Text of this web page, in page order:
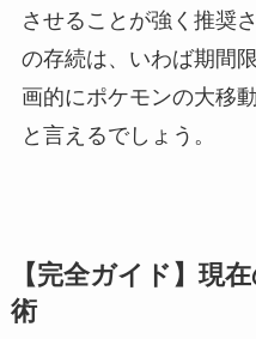
させることが強く推奨
の存続は、いわば期間
画的にポケモンの大移
と言えるでしょう。
【完全ガイド】現
術